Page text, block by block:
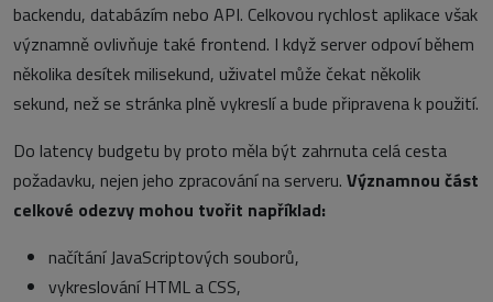
backendu, databázím nebo API. Celkovou rychlost aplikace však
významně ovlivňuje také frontend. I když server odpoví během
několika desítek milisekund, uživatel může čekat několik
sekund, než se stránka plně vykreslí a bude připravena k použití.
Do latency budgetu by proto měla být zahrnuta celá cesta
požadavku, nejen jeho zpracování na serveru. Významnou část
celkové odezvy mohou tvořit například:
načítání JavaScriptových souborů,
vykreslování HTML a CSS,